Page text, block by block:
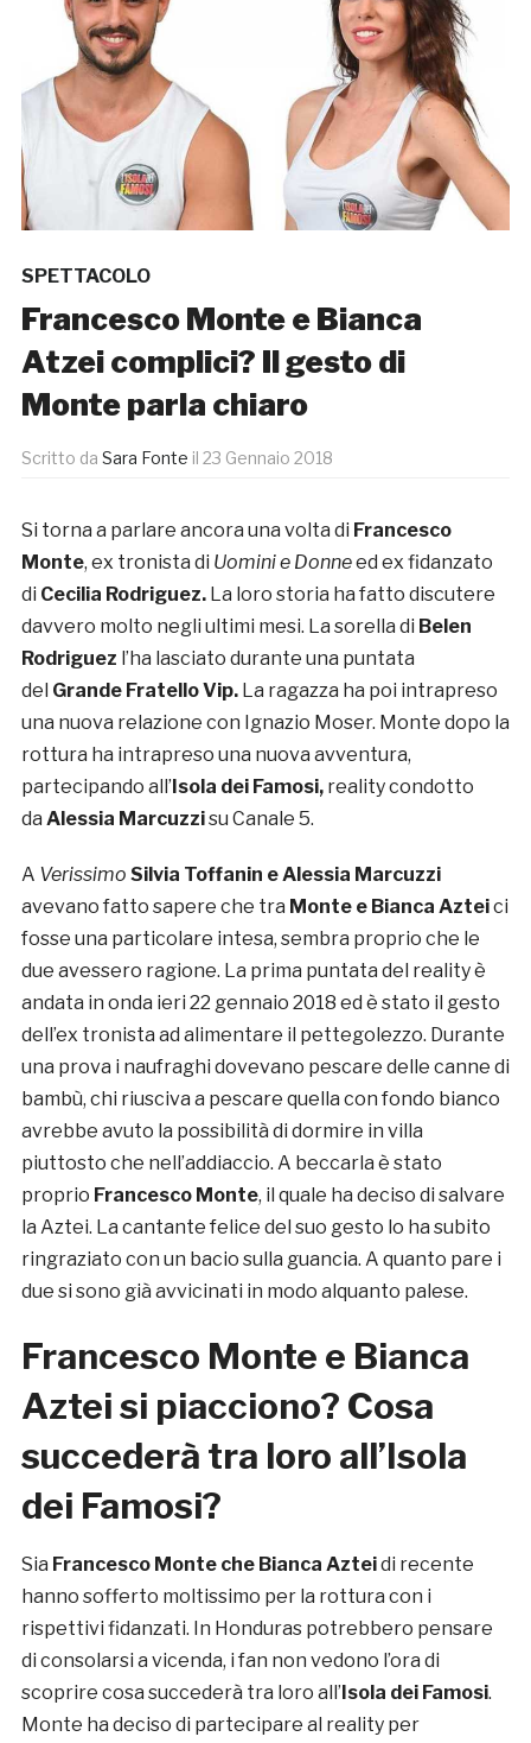
SPETTACOLO
Francesco Monte e Bianca
Atzei complici? Il gesto di
Monte parla chiaro
Scritto da Sara Fonte il 23 Gennaio 2018
Si torna a parlare ancora una volta di Francesco
Monte, ex tronista di Uomini e Donneed ex fidanzato
di Cecilia Rodriguez.La loro storia ha fatto discutere
davvero molto negli ultimi mesi. La sorella di Belen
Rodriguez l’ha lasciato durante una puntata
del Grande Fratello Vip. La ragazza ha poi intrapreso
una nuova relazione con Ignazio Moser. Monte dopo la
rottura ha intrapreso una nuova avventura,
partecipando all’Isola dei Famosi, reality condotto
da Alessia Marcuzzisu Canale 5.
A Verissimo Silvia Toffanin e Alessia Marcuzzi
avevano fatto sapere che tra Monte e Bianca Azteici
fosse una particolare intesa, sembra proprio che le
due avessero ragione. La prima puntata del reality è
andata in onda ieri 22 gennaio 2018 ed è stato il gesto
dell’ex tronista ad alimentare il pettegolezzo. Durante
una prova i naufraghi dovevano pescare delle canne di
bambù, chi riusciva a pescare quella con fondo bianco
avrebbe avuto la possibilità di dormire in villa
piuttosto che nell’addiaccio. A beccarla è stato
proprio Francesco Monte, il quale ha deciso di salvare
la Aztei. La cantante felice del suo gesto lo ha subito
ringraziato con un bacio sulla guancia. A quanto pare i
due si sono già avvicinati in modo alquanto palese.
Francesco Monte e Bianca
Aztei si piacciono? Cosa
succederà tra loro all’Isola
dei Famosi?
Sia Francesco Monte che Bianca Azteidi recente
hanno sofferto moltissimo per la rottura con i
rispettivi fidanzati. In Honduras potrebbero pensare
di consolarsi a vicenda, i fan non vedono l’ora di
scoprire cosa succederà tra loro all’Isola dei Famosi.
Monte ha deciso di partecipare al reality per